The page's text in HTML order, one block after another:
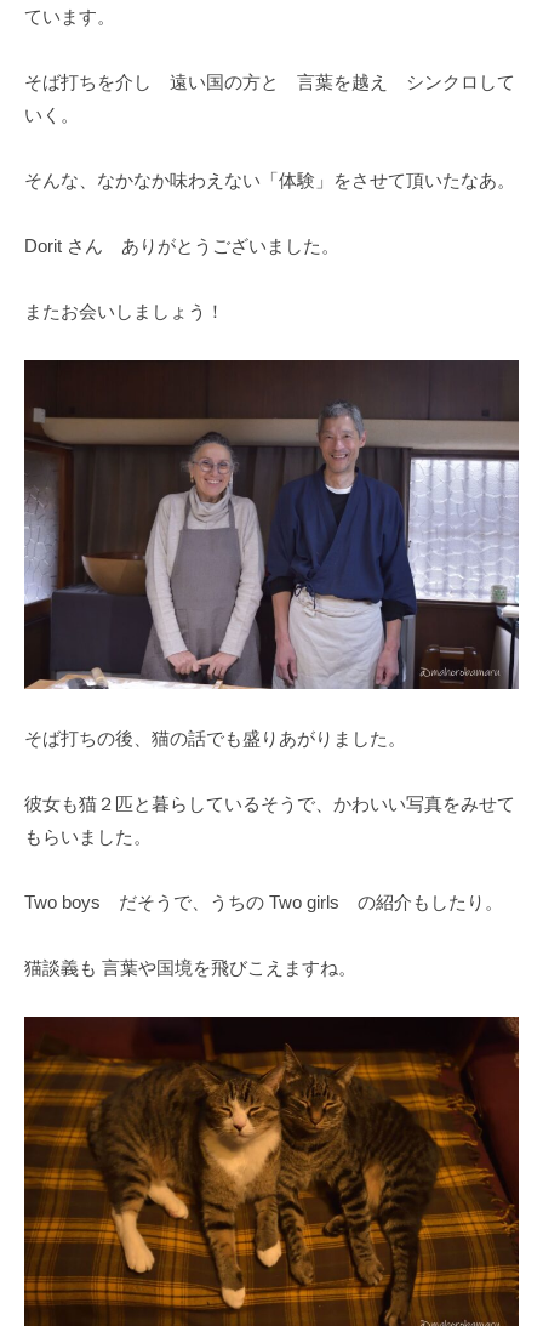
ています。
そば打ちを介し 遠い国の方と 言葉を越え シンクロして
いく。
そんな、なかなか味わえない「体験」をさせて頂いたなあ。
Dorit さん ありがとうございました。
またお会いしましょう！
そば打ちの後、猫の話でも盛りあがりました。
彼女も猫２匹と暮らしているそうで、かわいい写真をみせて
もらいました。
Two boys だそうで、うちの Two girls の紹介もしたり。
猫談義も 言葉や国境を飛びこえますね。